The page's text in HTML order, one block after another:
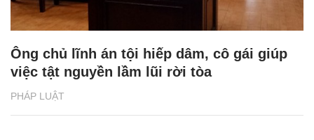
PHÁP LUẬT
Ông chủ lĩnh án tội hiếp dâm, cô gái giúp
việc tật nguyền lầm lũi rời tòa